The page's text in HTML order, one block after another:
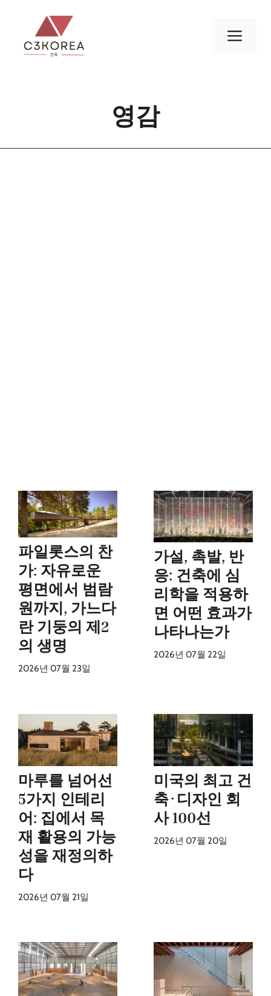
메
영감
파일롯스의 찬
가: 자유로운
평면에서 범람
원까지, 가느다
란 기둥의 제2
의 생명
2026년 07월 23일
가설, 촉발, 반
응: 건축에 심
리학을 적용하
면 어떤 효과가
나타나는가
2026년 07월 22일
마루를 넘어선
5가지 인테리
어: 집에서 목
재 활용의 가능
성을 재정의하
다
2026년 07월 21일
미국의 최고 건
축·디자인 회
사 100선
2026년 07월 20일